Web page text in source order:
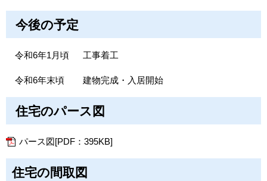
今後の予定
令和6年1月頃 工事着工
令和6年末頃 建物完成・入居開始
住宅のパース図
パース図[PDF：395KB]
住宅の間取図